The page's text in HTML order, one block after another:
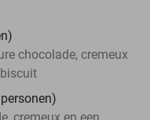
chocolade, cremeux